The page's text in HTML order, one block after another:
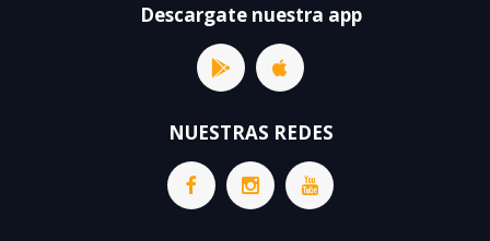
Descargate nuestra app
NUESTRAS REDES